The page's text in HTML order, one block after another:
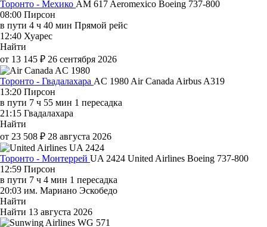
Торонто - Мехико AM 617 Aeromexico Boeing 737-800
08:00 Пирсон
в пути 4 ч 40 мин Прямой рейс
12:40 Хуарес
Найти
от 13 145 ₽ 26 сентября 2026
Торонто - Гвадалахара AC 1980 Air Canada Airbus A319
13:20 Пирсон
в пути 7 ч 55 мин 1 пересадка
21:15 Гвадалахара
Найти
от 23 508 ₽ 28 августа 2026
Торонто - Монтеррей UA 2424 United Airlines Boeing 737-800
12:59 Пирсон
в пути 7 ч 4 мин 1 пересадка
20:03 им. Мариано Эскобедо
Найти
Найти 13 августа 2026